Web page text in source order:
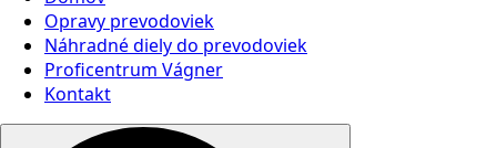
Opravy prevodoviek
Náhradné diely do prevodoviek
Proficentrum Vágner
Kontakt